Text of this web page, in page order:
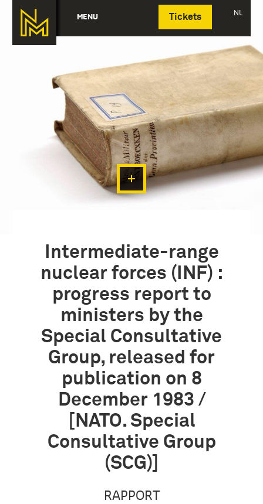
MENU Tickets NL
Deutsch
Intermediate-range
nuclear forces (INF) :
progress report to
ministers by the
Special Consultative
Group, released for
publication on 8
December 1983 /
[NATO. Special
Consultative Group
(SCG)]
RAPPORT